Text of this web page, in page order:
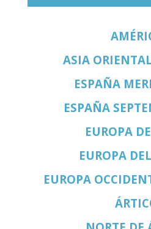
ASIA
ESPAÑA
ESPAÑA
EUROPA
EUROPA
EUROPA